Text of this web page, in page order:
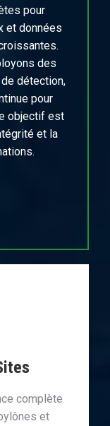
pour
et données
des
détection,
pour
objectif est
et la
complète
et